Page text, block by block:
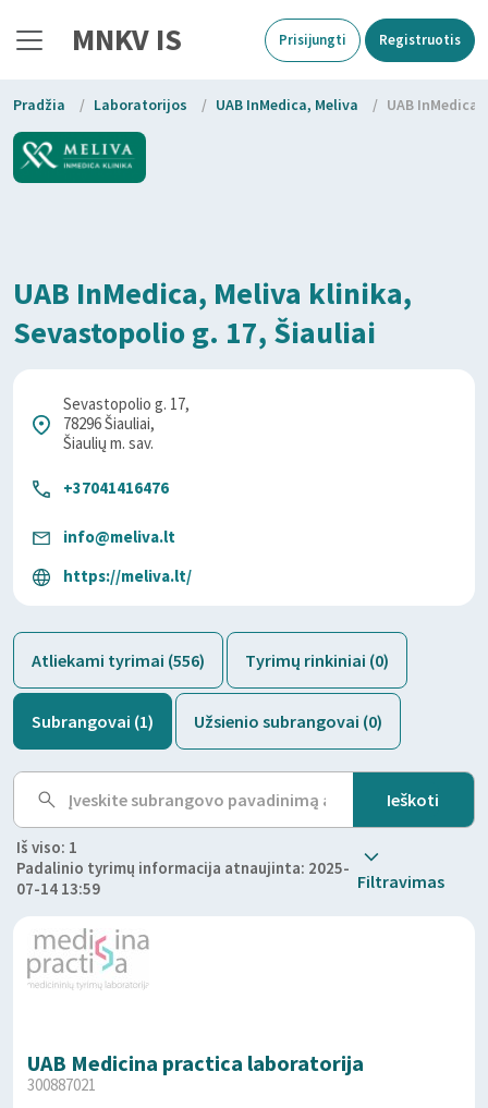
MNKV IS Prisijungti Registruotis
Pradžia / Laboratorijos / UAB InMedica, Meliva / UAB
UAB InMedica, Meliva klinika,
Sevastopolio g. 17, Šiauliai
Sevastopolio g. 17,
78296 Šiauliai,
Šiaulių m. sav.
+37041416476
info@meliva.lt
https://meliva.lt/
Atliekami tyrimai (556) Tyrimų rinkiniai (0)
Subrangovai (1) Užsienio subrangovai (0)
Iš viso: 1
Padalinio tyrimų informacija atnaujinta: 2025-
07-14 13:59
Filtravimas
UAB Medicina practica laboratorija
300887021